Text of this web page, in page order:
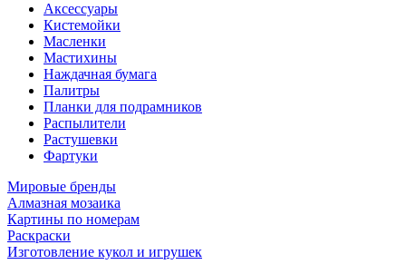
Аксессуары
Кистемойки
Масленки
Мастихины
Наждачная бумага
Палитры
Планки для подрамников
Распылители
Растушевки
Фартуки
Мировые бренды
Алмазная мозаика
Картины по номерам
Раскраски
Изготовление кукол и игрушек